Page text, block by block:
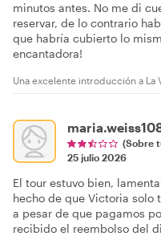
minutos antes. No me di
reservar, de lo contrario
que habría cubierto lo
encantadora!
Una excelente introducción a La
(Sobre
25 julio 2026
El tour estuvo bien,
hecho de que Victoria solo
a pesar de que pagamos
recibido el reembolso del